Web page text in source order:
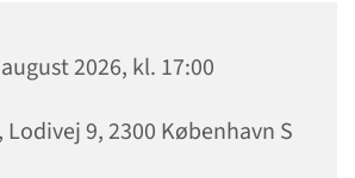
2026, kl. 17:00
9, 2300 København S